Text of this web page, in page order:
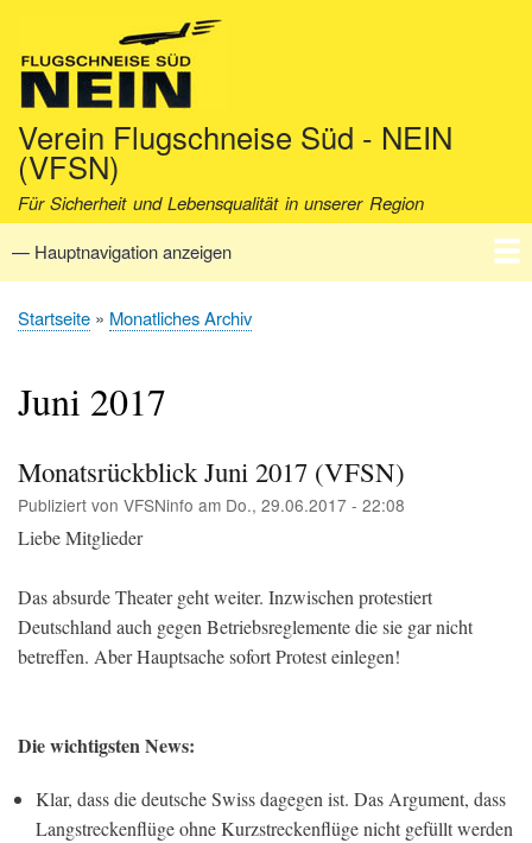
Verein Flugschneise Süd - NEIN
(VFSN)
Für Sicherheit und Lebensqualität in unserer Region
Hauptnavigation
— Hauptnavigation anzeigen
Startseite
Verein
Aktuell
Fakten
Archiv
Kontakt
Pfadnavigation
Startseite Monatliches Archiv
Juni 2017
Monatsrückblick Juni 2017 (VFSN)
Publiziert von VFSNinfo am Do., 29.06.2017 - 22:08
Liebe Mitglieder
Das absurde Theater geht weiter. Inzwischen protestiert
Deutschland auch gegen Betriebsreglemente die sie gar nicht
betreffen. Aber Hauptsache sofort Protest einlegen!
Die wichtigsten News:
Klar, dass die deutsche Swiss dagegen ist. Das Argument, dass
Langstreckenflüge ohne Kurzstreckenflüge nicht gefüllt werden